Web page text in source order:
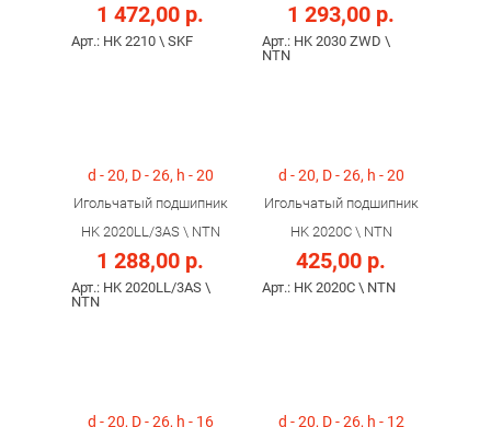
1 472,00 р.
Арт.: HK 2210 \ SKF
1 293,00 р.
Арт.: HK 2030 ZWD \
NTN
d - 20, D - 26, h - 20
Игольчатый подшипник
HK 2020LL/3AS \ NTN
1 288,00 р.
Арт.: HK 2020LL/3AS \
NTN
d - 20, D - 26, h - 20
Игольчатый подшипник
HK 2020C \ NTN
425,00 р.
Арт.: HK 2020C \ NTN
d - 20, D - 26, h - 16 d - 20, D - 26, h - 12